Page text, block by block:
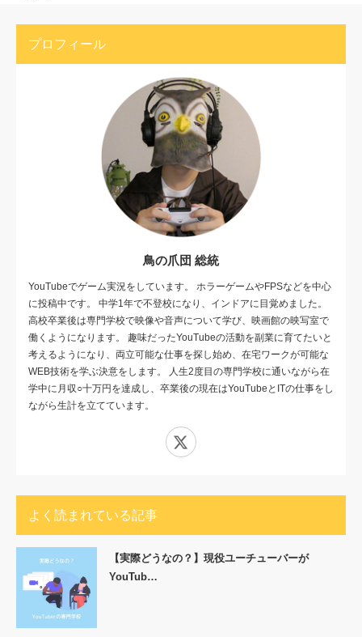
プロフィール
鳥の爪団 総統
YouTubeでゲーム実況をしています。 ホラーゲームやFPSなどを中心
に投稿中です。 中学1年で不登校になり、インドアに目覚めました。
高校卒業後は専門学校で映像や音声について学び、映画館の映写室で
働くようになります。 趣味だったYouTubeの活動を副業に育てたいと
考えるようになり、両立可能な仕事を探し始め、在宅ワークが可能な
WEB技術を学ぶ決意をします。 人生2度目の専門学校に通いながら在
学中に月収○十万円を達成し、卒業後の現在はYouTubeとITの仕事をし
ながら生計を立てています。
よく読まれている記事
【実際どうなの？】現役ユーチューバーが
YouTub…